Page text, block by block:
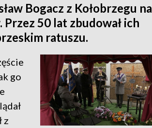
Bogacz z Kołobrzegu na
50 lat zbudował ich
ratuszu.
go
z